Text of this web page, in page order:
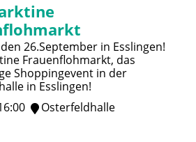
26.September in Esslingen!
Frauenflohmarkt, das
Shoppingevent in der
in Esslingen!
Osterfeldhalle